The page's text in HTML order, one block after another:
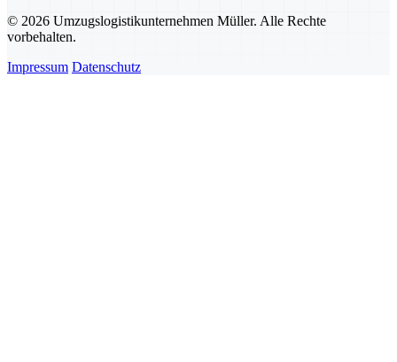
© 2026 Umzugslogistikunternehmen Müller. Alle Rechte
vorbehalten.
Impressum Datenschutz